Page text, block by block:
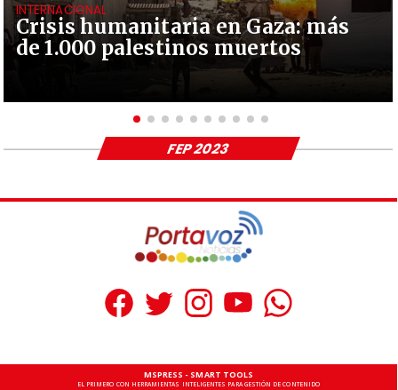
Crisis humanitaria en Gaza: más
de 1.000 palestinos muertos
INTERNACIONAL
FEP 2023
MSPRESS - SMART TOOLS
EL PRIMERO CON HERRAMIENTAS INTELIGENTES PARA GESTIÓN DE CONTENIDO